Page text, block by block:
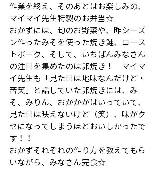
作業を終え、そのあとはお楽しみの、
マイマイ先生特製のお弁当☆
おかずには、旬のお野菜や、昨シーズ
ン作ったみそを使った焼き鮭、ロース
トポーク、そして、いちばんみなさん
の注目を集めたのは卵焼き！　マイマ
イ先生も「見た目は地味なんだけど・
苦笑」と話していた卵焼きには、み
そ、みりん、おかかがはいっていて、
見た目は映えないけど（笑）、味がク
セになってしまうほどおいしかったで
す！！
おかずそれぞれの作り方を教えてもら
いながら、みなさん完食☆